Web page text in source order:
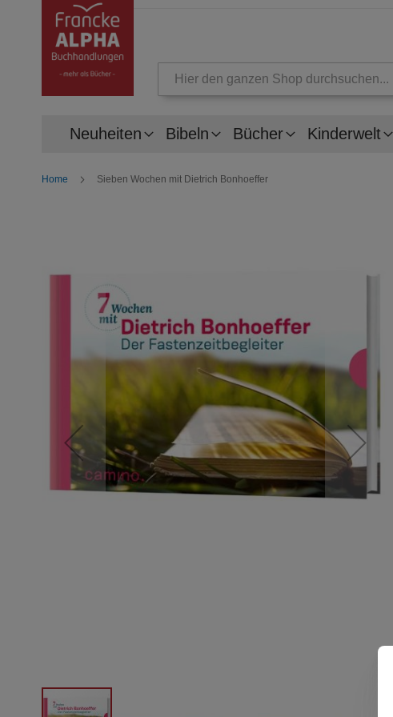
Neuheiten Bibeln Bücher Kinderwelt
Home Sieben Wochen mit Dietrich Bonhoeffer
springen